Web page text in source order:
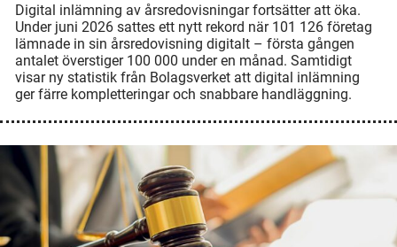
Digital inlämning av årsredovisningar fortsätter att öka.
Under juni 2026 sattes ett nytt rekord när 101 126 företag
lämnade in sin årsredovisning digitalt – första gången
antalet överstiger 100 000 under en månad. Samtidigt
visar ny statistik från Bolagsverket att digital inlämning
ger färre kompletteringar och snabbare handläggning.